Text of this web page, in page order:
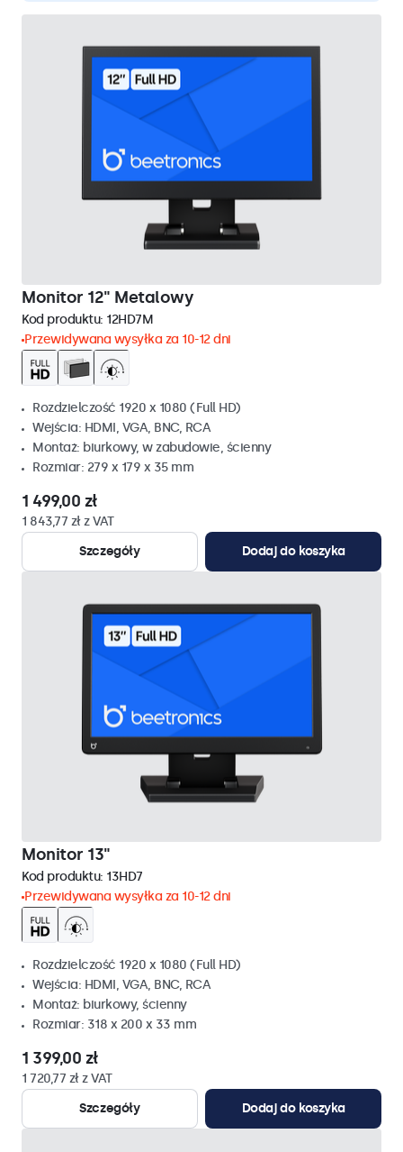
Monitor 12" Metalowy
Kod produktu: 12HD7M
Przewidywana wysyłka za 10-12 dni
Rozdzielczość 1920 x 1080 (Full HD)
Wejścia: HDMI, VGA, BNC, RCA
Montaż: biurkowy, w zabudowie, ścienny
Rozmiar: 279 x 179 x 35 mm
1 499,00 zł
1 843,77 zł z VAT
Szczegóły
Dodaj do koszyka
Monitor 13"
Kod produktu: 13HD7
Przewidywana wysyłka za 10-12 dni
Rozdzielczość 1920 x 1080 (Full HD)
Wejścia: HDMI, VGA, BNC, RCA
Montaż: biurkowy, ścienny
Rozmiar: 318 x 200 x 33 mm
1 399,00 zł
1 720,77 zł z VAT
Szczegóły
Dodaj do koszyka